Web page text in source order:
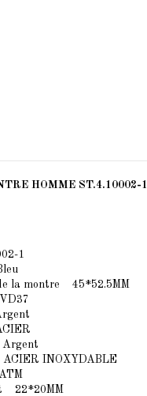
HOMME ST.4.10002-1
1
la montre 45*52.5MM
Argent
INOXYDABLE
22*20MM